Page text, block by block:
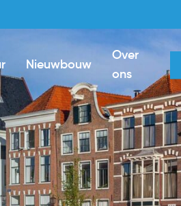
Nieuwbouw
Over
ons